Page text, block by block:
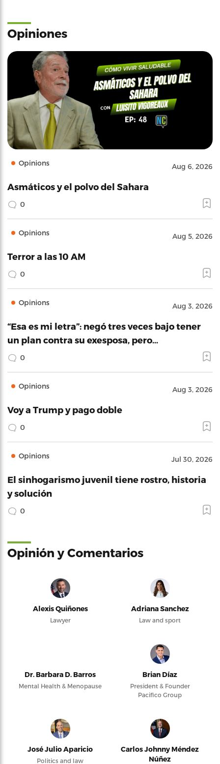
Opiniones
Opinions Aug 6, 2026
Asmáticos y el polvo del Sahara
0
Opinions Aug 5, 2026
Terror a las 10 AM
0
Opinions Aug 3, 2026
“Esa es mi letra”: negó tres veces bajo tener
un plan contra su exesposa, pero…
0
Opinions Aug 3, 2026
Voy a Trump y pago doble
0
Opinions Jul 30, 2026
El sinhogarismo juvenil tiene rostro, historia
y solución
0
Opinión y Comentarios
Alexis Quiñones
Lawyer
Adriana Sanchez
Law and sport
Dr. Barbara D. Barros
Mental Health & Menopause
Brian Díaz
President & Founder
Pacifico Group
José Julio Aparicio
Politics and law
Carlos Johnny Méndez
Núñez